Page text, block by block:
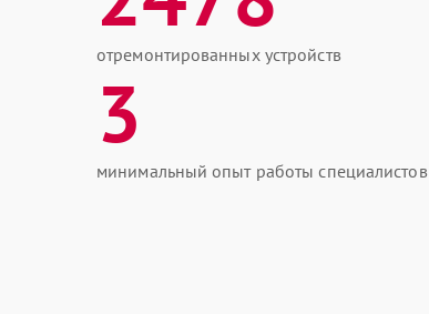
отремонтированных устройств
3
минимальный опыт работы специалистов